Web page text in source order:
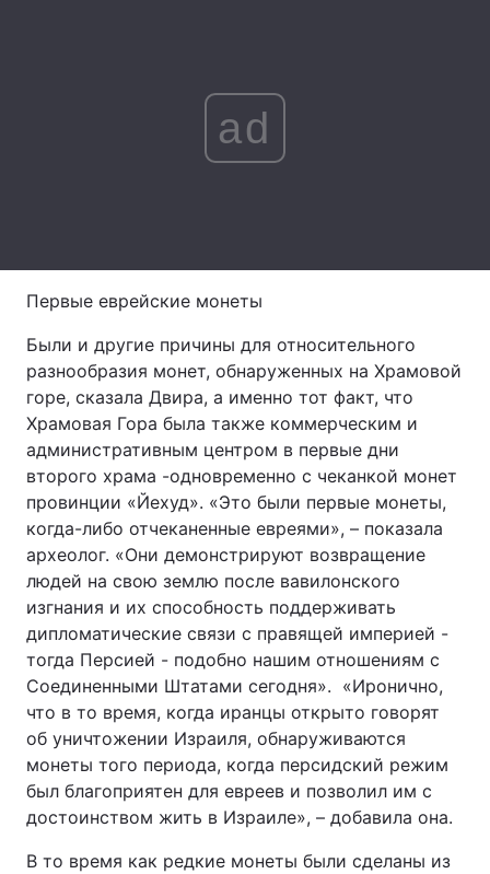
ad
Первые еврейские монеты
Были и другие причины для относительного
разнообразия монет, обнаруженных на Храмовой
горе, сказала Двира, а именно тот факт, что
Храмовая Гора была также коммерческим и
административным центром в первые дни
второго храма -одновременно с чеканкой монет
провинции «Йехуд». «Это были первые монеты,
когда-либо отчеканенные евреями», – показала
археолог. «Они демонстрируют возвращение
людей на свою землю после вавилонского
изгнания и их способность поддерживать
дипломатические связи с правящей империей -
тогда Персией - подобно нашим отношениям с
Соединенными Штатами сегодня». «Иронично,
что в то время, когда иранцы открыто говорят
об уничтожении Израиля, обнаруживаются
монеты того периода, когда персидский режим
был благоприятен для евреев и позволил им с
достоинством жить в Израиле», – добавила она.
В то время как редкие монеты были сделаны из